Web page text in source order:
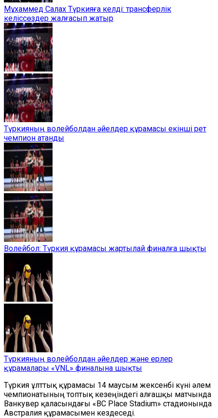
Мұхаммед Салах Түркияға келді: трансферлік
келіссөздер жалғасып жатыр
Түркияның волейболдан әйелдер құрамасы екінші рет
чемпион атанды
Волейбол: Түркия құрамасы жартылай финалға шықты
Түркияның волейболдан әйелдер және ерлер
құрамалары «VNL» финалына шықты
Түркия ұлттық құрамасы 14 маусым жексенбі күні әлем
чемпионатының топтық кезеңіндегі алғашқы матчында
Ванкувер қаласындағы «BC Place Stadium» стадионында
Австралия құрамасымен кездеседі.